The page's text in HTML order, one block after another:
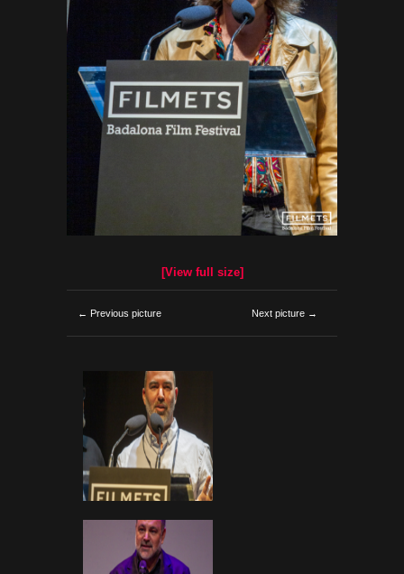
[View full size]
← Previous picture Next picture →